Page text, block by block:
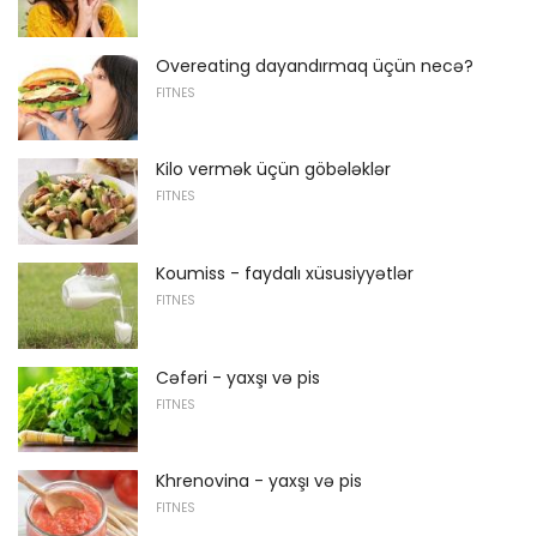
Overeating dayandırmaq üçün necə?
FITNES
Kilo vermək üçün göbələklər
FITNES
Koumiss - faydalı xüsusiyyətlər
FITNES
Cəfəri - yaxşı və pis
FITNES
Khrenovina - yaxşı və pis
FITNES